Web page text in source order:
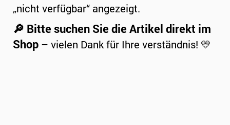
„nicht verfügbar“ angezeigt.
🔎 Bitte suchen Sie die Artikel direkt im
Shop – vielen Dank für Ihre verständnis! 💛